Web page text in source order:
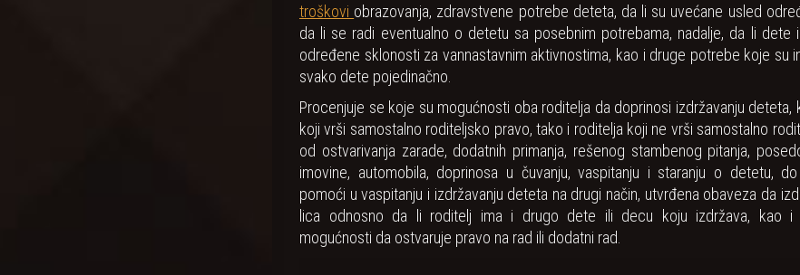
troškovi obrazovanja, zdravstvene potrebe deteta, da li su uvećane usled
da li se radi eventualno o detetu sa posebnim potrebama, nadalje, da li dete
određene sklonosti za vannastavnim aktivnostima, kao i druge potrebe koje su
svako dete pojedinačno.
Procenjuje se koje su mogućnosti oba roditelja da doprinosi izdržavanju deteta,
koji vrši samostalno roditeljsko pravo, tako i roditelja koji ne vrši samostalno
od ostvarivanja zarade, dodatnih primanja, rešenog stambenog pitanja,
imovine, automobila, doprinosa u čuvanju, vaspitanju i staranju o detetu, do
pomoći u vaspitanju i izdržavanju deteta na drugi način, utvrđena obaveza da
lica odnosno da li roditelj ima i drugo dete ili decu koju izdržava, kao i
mogućnosti da ostvaruje pravo na rad ili dodatni rad.